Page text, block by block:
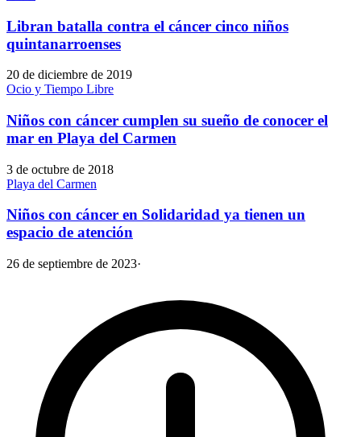
Libran batalla contra el cáncer cinco niños
quintanarroenses
20 de diciembre de 2019
Ocio y Tiempo Libre
Niños con cáncer cumplen su sueño de conocer el
mar en Playa del Carmen
3 de octubre de 2018
Playa del Carmen
Niños con cáncer en Solidaridad ya tienen un
espacio de atención
26 de septiembre de 2023·